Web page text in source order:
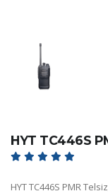
HYT TC446S
HYT TC446S PMR